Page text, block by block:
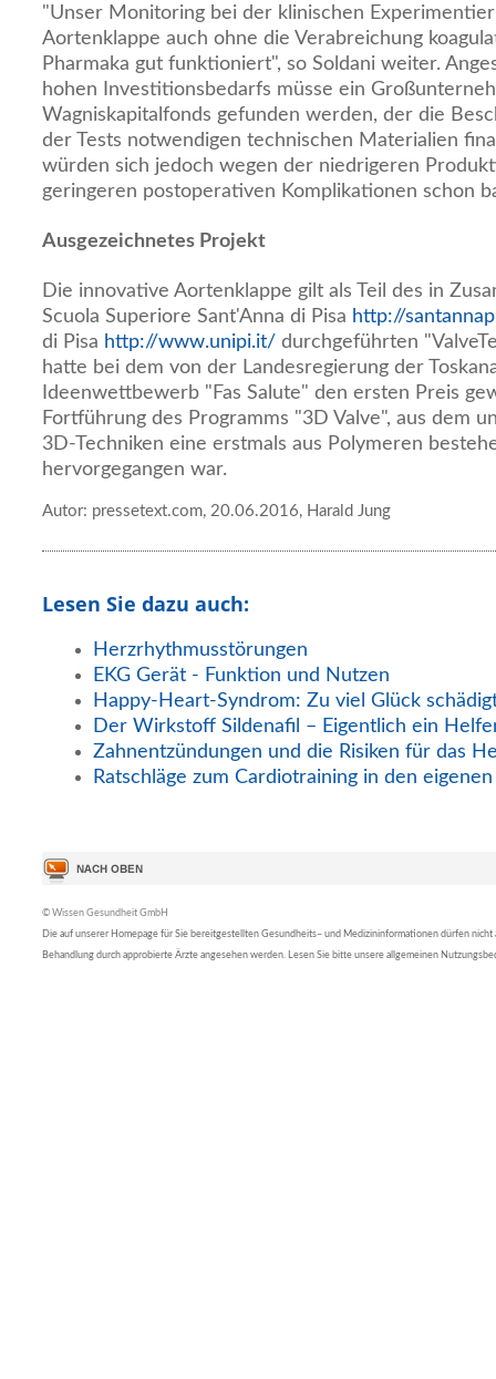
"Unser Monitoring bei der klinischen
Aortenklappe auch ohne die Verabreichung
Pharmaka gut funktioniert", so Soldani weiter.
hohen Investitionsbedarfs müsse ein
Wagniskapitalfonds gefunden werden, der die
der Tests notwendigen technischen Materialien
würden sich jedoch wegen der niedrigeren
geringeren postoperativen Komplikationen schon
Ausgezeichnetes Projekt
Die innovative Aortenklappe gilt als Teil des in
Scuola Superiore Sant'Anna di Pisa http://
di Pisa http://www.unipi.it/ durchgeführten
hatte bei dem von der Landesregierung der
Ideenwettbewerb "Fas Salute" den ersten Preis
Fortführung des Programms "3D Valve", aus dem
3D-Techniken eine erstmals aus Polymeren
hervorgegangen war.
Autor: pressetext.com, 20.06.2016, Harald Jung
Lesen Sie dazu auch:
Herzrhythmusstörungen
EKG Gerät - Funktion und Nutzen
Happy-Heart-Syndrom: Zu viel Glück
Der Wirkstoff Sildenafil – Eigentlich ein
Zahnentzündungen und die Risiken für das
Ratschläge zum Cardiotraining in den
© Wissen Gesundheit GmbH
Die auf unserer Homepage für Sie bereitgestellten Gesundheits– und Medizininformationen dürfen nicht
Behandlung durch approbierte Ärzte angesehen werden. Lesen Sie bitte unsere allgemeinen